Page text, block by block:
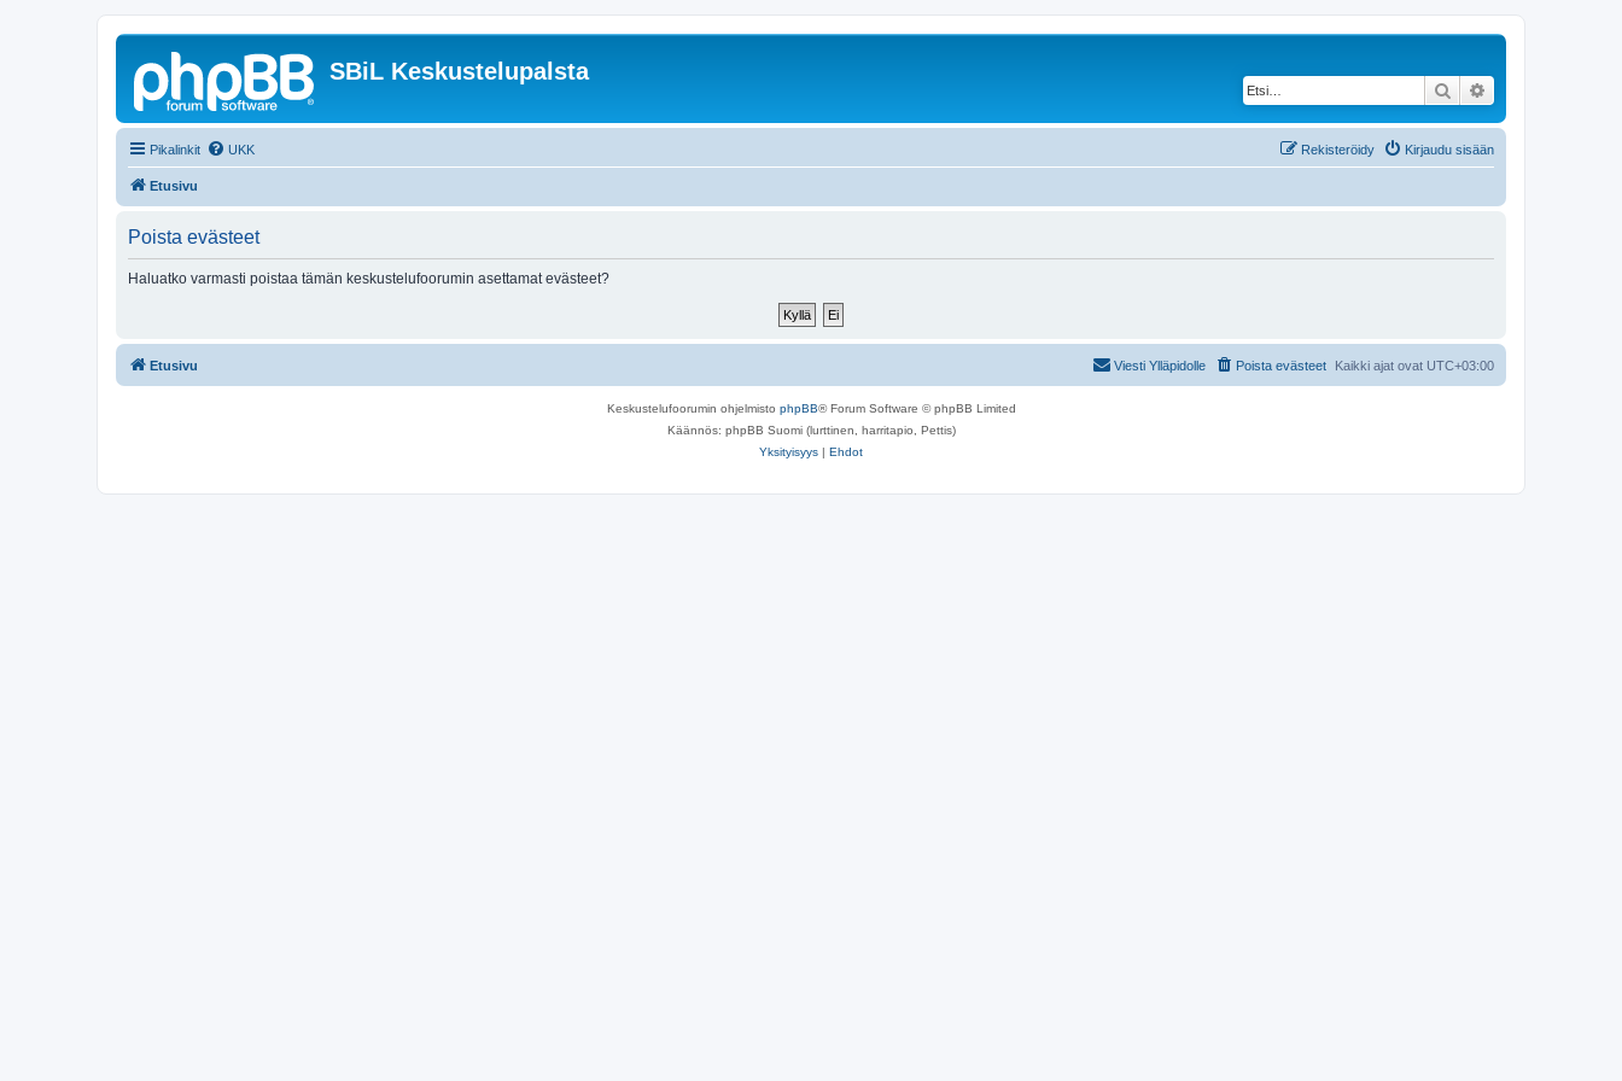
SBiL Keskustelupalsta
Etsi
Pikalinkit UKK Kirjaudu sisään
Rekisteröidy
Etusivu
Poista evästeet
Haluatko varmasti poistaa tämän keskustelufoorumin asettamat evästeet?
Etusivu Kaikki ajat ovat UTC+03:00
Poista evästeet
Viesti Ylläpidolle
Keskustelufoorumin ohjelmisto phpBB® Forum Software © phpBB Limited
Käännös: phpBB Suomi (lurttinen, harritapio, Pettis)
Yksityisyys | Ehdot